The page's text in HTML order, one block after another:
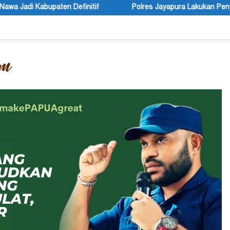
Polres Jayapura Lakukan Penyelidikan Pasca Keracunan